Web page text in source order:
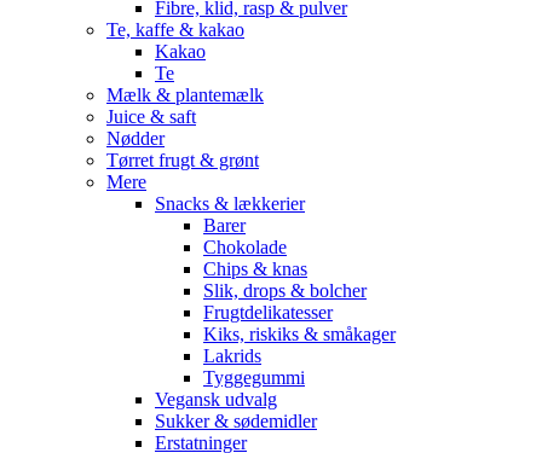
Fibre, klid, rasp & pulver
Te, kaffe & kakao
Kakao
Te
Mælk & plantemælk
Juice & saft
Nødder
Tørret frugt & grønt
Mere
Snacks & lækkerier
Barer
Chokolade
Chips & knas
Slik, drops & bolcher
Frugtdelikatesser
Kiks, riskiks & småkager
Lakrids
Tyggegummi
Vegansk udvalg
Sukker & sødemidler
Erstatninger